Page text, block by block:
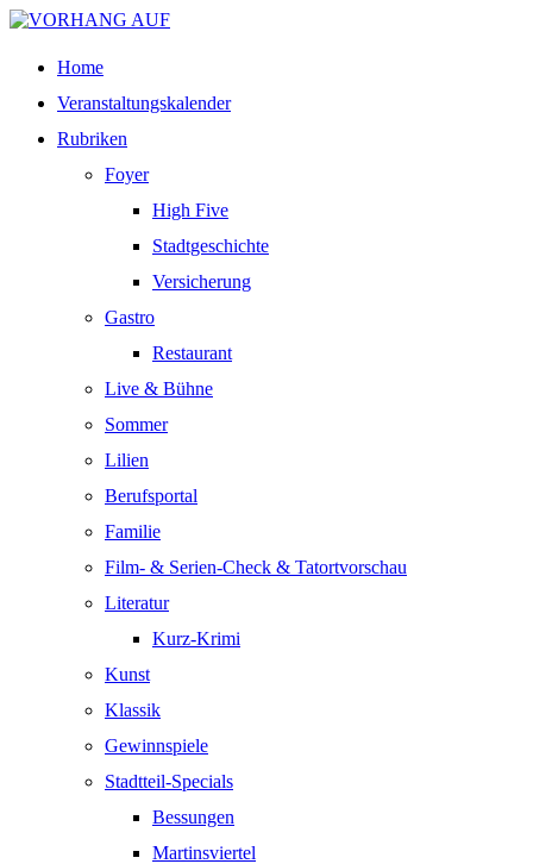
Home
Veranstaltungskalender
Rubriken
Foyer
High Five
Stadtgeschichte
Versicherung
Gastro
Restaurant
Live & Bühne
Sommer
Lilien
Berufsportal
Familie
Film- & Serien-Check & Tatortvorschau
Literatur
Kurz-Krimi
Kunst
Klassik
Gewinnspiele
Stadtteil-Specials
Bessungen
Martinsviertel